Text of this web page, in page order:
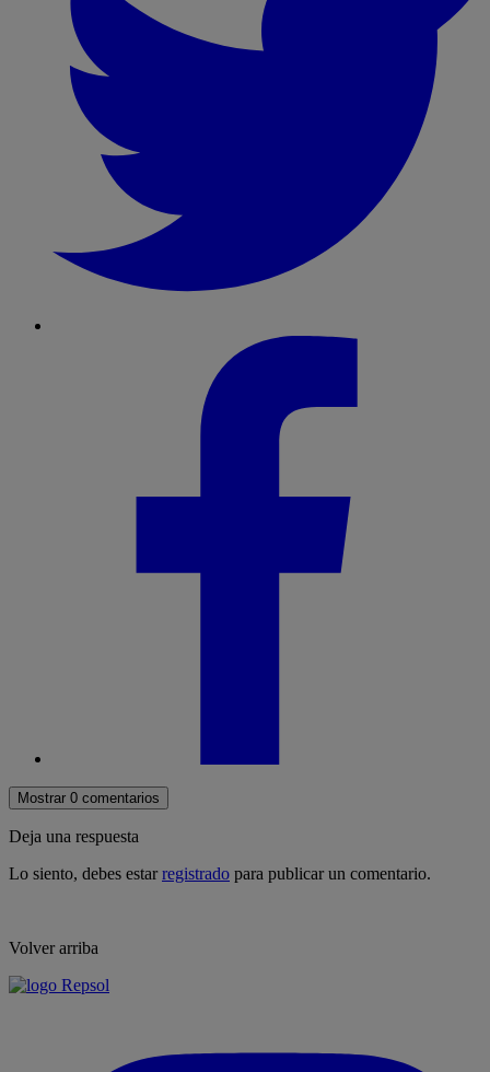
Mostrar 0 comentarios
Deja una respuesta
Lo siento, debes estarregistrado para publicar un comentario.
Volver arriba